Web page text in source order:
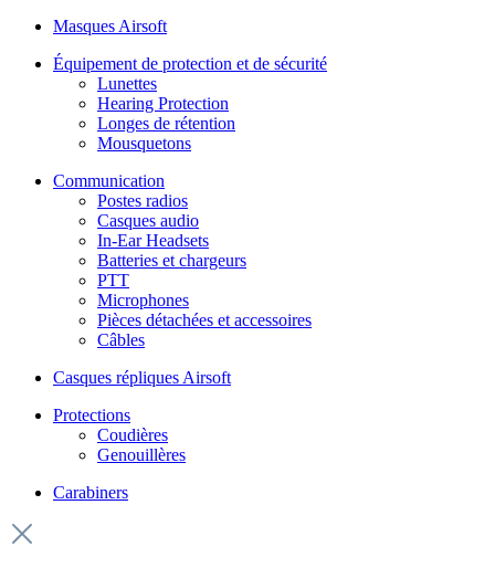
Masques Airsoft
Équipement de protection et de sécurité
Lunettes
Hearing Protection
Longes de rétention
Mousquetons
Communication
Postes radios
Casques audio
In-Ear Headsets
Batteries et chargeurs
PTT
Microphones
Pièces détachées et accessoires
Câbles
Casques répliques Airsoft
Protections
Coudières
Genouillères
Carabiners